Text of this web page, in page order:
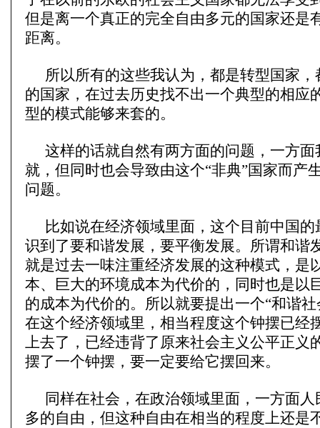
但是离一个真正的完全自由多元的国家还是
距离。
所以所有的这些我认为，都是转型国家
的国家，在过去历史找不出一个典型的相应
型的模式能够来套的。
这样的话就自然有两方面的问题，一方
就，但同时也会导致由这个“非典”国家而产
问题。
比如说在经济领域里面，这个目前中国
识到了要和谐发展，要平衡发展。所谓和谐
就是过去一味注重经济发展的这种模式，是
本、巨大的环境成本为代价的，同时也是以
的成本为代价的。所以就要提出一个“和谐
在这个经济领域里，相当程度这个钟摆已经
上去了，已经违背了原来社会主义公平正义
摆了一个钟摆，要一定要给它摆回来。
同样在社会，在政治领域里面，一方面
多的自由，但这种自由在相当的程度上还是